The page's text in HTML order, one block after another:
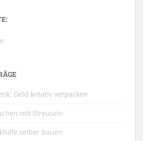
Geld kreativ verpacken
mit Streuseln
selber bauen